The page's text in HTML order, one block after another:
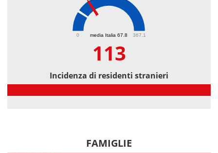
media Italia 67.8
0 367.1
113
Incidenza di residenti stranieri
FAMIGLIE